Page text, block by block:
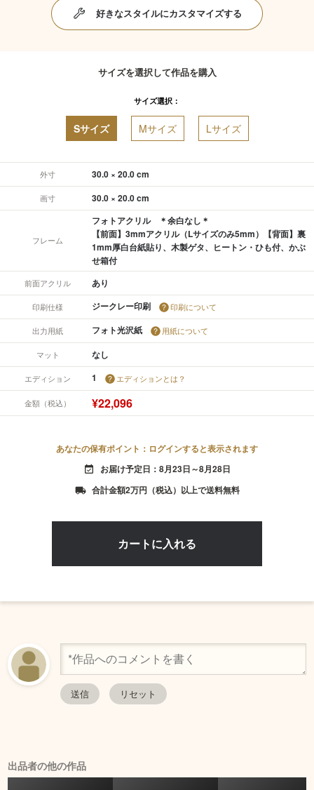
好きなスタイルにカスタマイズする
サイズを選択して作品を購入
サイズ選択：
Sサイズ Mサイズ Lサイズ
外寸 30.0 × 20.0 cm
画寸 30.0 × 20.0 cm
フレーム
フォトアクリル ＊余白なし＊
【前面】3mmアクリル（Lサイズのみ5mm）【背面】裏
1mm厚白台紙貼り、木製ゲタ、ヒートン・ひも付、かぶ
せ箱付
前面アクリル あり
印刷仕様 ジークレー印刷 印刷について
出力用紙 フォト光沢紙 用紙について
マット なし
エディション 1 エディションとは？
金額（税込） ¥22,096
あなたの保有ポイント：ログインすると表示されます
event_available お届け予定日：8月23日～8月28日
local_shipping 合計金額2万円（税込）以上で送料無料
出品者の他の作品